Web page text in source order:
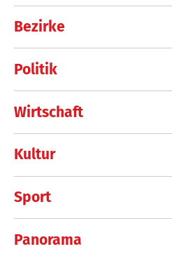
Bezirke
Politik
Wirtschaft
Kultur
Sport
Panorama